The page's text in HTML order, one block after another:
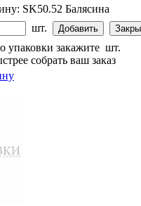
SK50.52 Балясина
шт.
упаковки закажите шт.
собрать ваш заказ